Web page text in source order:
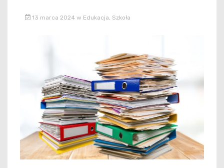
13 marca 2024 w Edukacja Szkoła